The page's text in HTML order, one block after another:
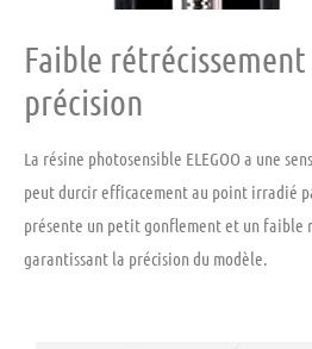
Faible
précision
La résine photosensible ELEGOO a une
peut durcir efficacement au point irradié
présente un petit gonflement et un faible
garantissant la précision du modèle.